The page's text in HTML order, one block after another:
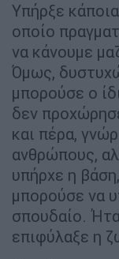
Υπήρξε
οποίο
να κάνουμε
Όμως,
μπορούσε ο
δεν
και πέρα,
ανθρώπους,
υπήρχε η
μπορούσε να
σπουδαίο.
επιφύλαξε η